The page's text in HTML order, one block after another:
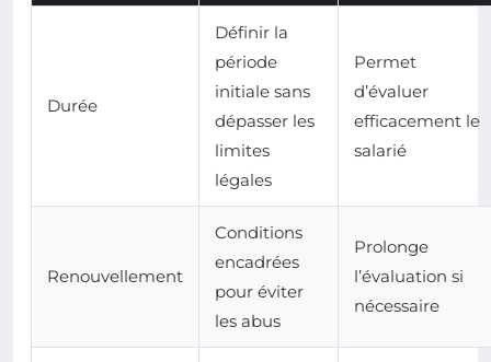
Durée
Définir la
période
initiale sans
dépasser les
limites
légales
Permet
d’évaluer
efficacement le
salarié
Renouvellement
Conditions
encadrées
pour éviter
les abus
Prolonge
l’évaluation si
nécessaire